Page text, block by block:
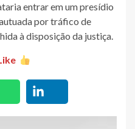
entrar em um presídio
por tráfico de
à disposição da justiça.